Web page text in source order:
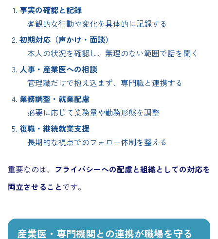
事実の確認と記録
客観的な行動や変化を具体的に記録する
初期対応（声かけ・面談）
本人の状況を確認し、無理のない範囲で話を聞く
人事・産業医への相談
管理職だけで抱え込まず、専門職と連携する
業務調整・就業配慮
必要に応じて業務量や勤務形態を調整
復職・継続就業支援
長期的な視点でのフォロー体制を整える
重要なのは、 プライバシーへの配慮と組織としての対応を
両立させることです。
産業医・専門機関との連携が職場を守る